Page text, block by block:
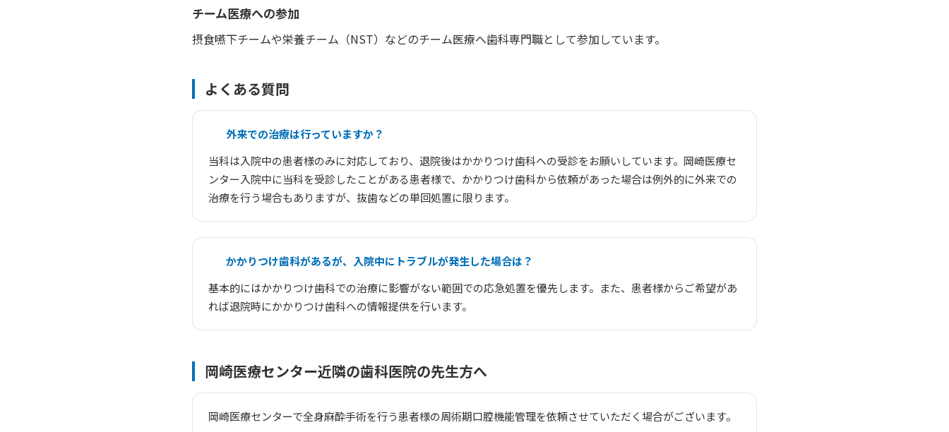
チーム医療への参加
摂食嚥下チームや栄養チーム（NST）などのチーム医療へ歯科専門職として参加しています。
よくある質問
外来での治療は行っていますか？
当科は入院中の患者様のみに対応しており、退院後はかかりつけ歯科への受診をお願いしています。岡崎医療セ
ンター入院中に当科を受診したことがある患者様で、かかりつけ歯科から依頼があった場合は例外的に外来での
治療を行う場合もありますが、抜歯などの単回処置に限ります。
かかりつけ歯科があるが、入院中にトラブルが発生した場合は？
基本的にはかかりつけ歯科での治療に影響がない範囲での応急処置を優先します。また、患者様からご希望があ
れば退院時にかかりつけ歯科への情報提供を行います。
岡崎医療センター近隣の歯科医院の先生方へ
岡崎医療センターで全身麻酔手術を行う患者様の周術期口腔機能管理を依頼させていただく場合がございます。